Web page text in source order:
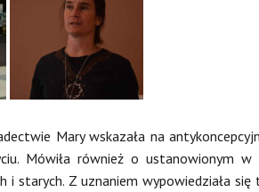
Mary wskazała na
Mówiła również o ustanowionym
i starych. Z uznaniem wypowiedziała